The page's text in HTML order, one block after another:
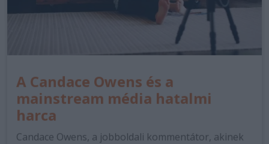
A Candace Owens és a
mainstream média hatalmi
harca
Candace Owens, a jobboldali kommentátor, akinek